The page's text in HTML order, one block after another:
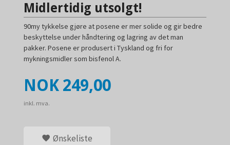
Midlertidig utsolgt!
90my tykkelse gjøre at posene er mer solide og gir bedre
beskyttelse under håndtering og lagring av det man
pakker. Posene er produsert i Tyskland og fri for
mykningsmidler som bisfenol A.
Pris
NOK 249,00
inkl. mva.
Ønskeliste